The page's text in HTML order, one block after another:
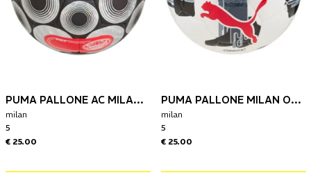
PUMA PALLONE AC MILAN CULTURE COLLECTION
milan
5
€ 25.00
PUMA PALLONE MILAN ORBITA 6 MS
milan
5
€ 25.00